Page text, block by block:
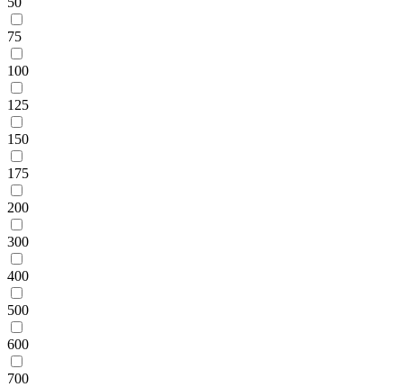
75
100
125
150
175
200
300
400
500
600
700